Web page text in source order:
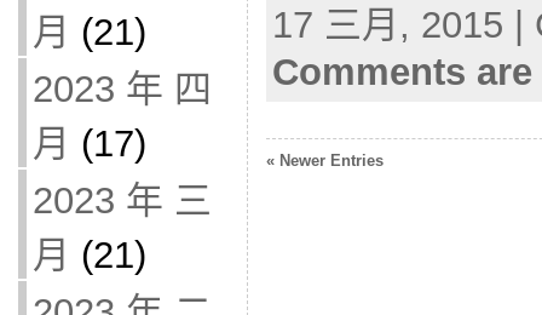
月 (21)
2023 年 四
月 (17)
2023 年 三
月 (21)
17 三月, 2015
Comments
« Newer Entries